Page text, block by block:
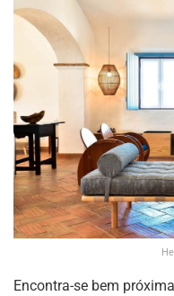
Encontra-se bem